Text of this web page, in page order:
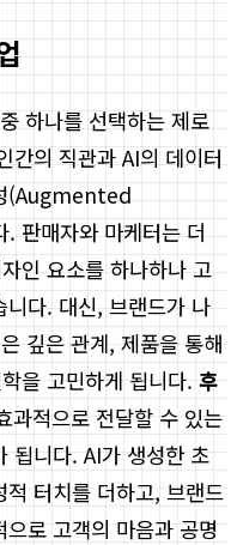
하나를 선택하는 제로
간의 직관과 AI의 데이터
(Augmented
판매자와 마케터는 더
인 요소를 하나하나 고
다. 대신, 브랜드가 나
깊은 관계, 제품을 통해
을 고민하게 됩니다. 후
과적으로 전달할 수 있는
됩니다. AI가 생성한 초
터치를 더하고, 브랜드
로 고객의 마음과 공명